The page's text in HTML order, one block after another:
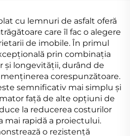
cu lemnuri de asfalt oferă
care îl fac o alegere
de imobile. În primul
prin combinația
și longevității, durând de
corespunzătoare.
semnificativ mai simplu și
față de alte opțiuni de
la reducerea costurilor
mai rapidă a proiectului.
o rezistență